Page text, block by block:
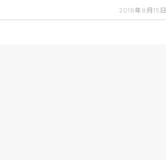
2018年8月15日